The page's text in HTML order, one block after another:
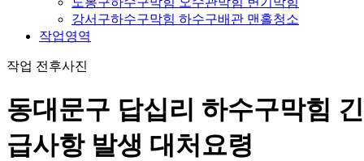
강서구하수구막힘 하수구배관 맨홀청소
작업영역
작업 전후사진
동대문구 답십리 하수구막힘 긴
급사항 발생 대처요령